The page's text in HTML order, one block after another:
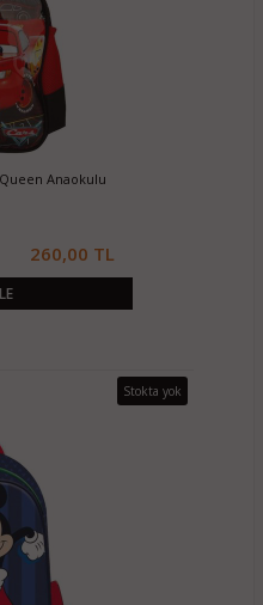
Anaokulu
260,00 TL
Stokta yok